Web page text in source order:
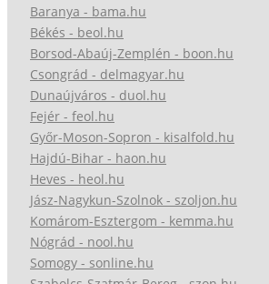
Baranya - bama.hu
Békés - beol.hu
Borsod-Abaúj-Zemplén - boon.hu
Csongrád - delmagyar.hu
Dunaújváros - duol.hu
Fejér - feol.hu
Győr-Moson-Sopron - kisalfold.hu
Hajdú-Bihar - haon.hu
Heves - heol.hu
Jász-Nagykun-Szolnok - szoljon.hu
Komárom-Esztergom - kemma.hu
Nógrád - nool.hu
Somogy - sonline.hu